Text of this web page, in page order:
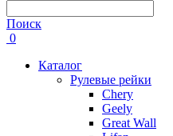
Поиск
0
Каталог
Рулевые рейки
Chery
Geely
Great Wall